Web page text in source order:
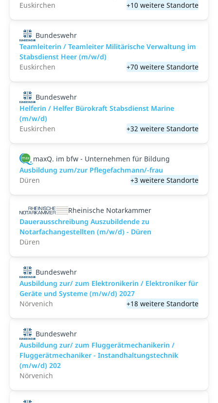
Euskirchen
+10 weitere Standorte
Bundeswehr
Teamleiterin / Teamleiter Militärische Verwaltung im
Stabsdienst Heer (m/w/d)
Euskirchen
+70 weitere Standorte
Bundeswehr
Helferin / Helfer Bürokraft Stabsdienst Marine
(m/w/d)
Euskirchen
+32 weitere Standorte
maxQ. im bfw - Unternehmen für Bildung
Ausbildung zum/zur Pflegefachmann/-frau
Düren
+3 weitere Standorte
Rheinische Notarkammer
Dauerausschreibung Auszubildende zu
Notarfachangestellten (m/w/d) - Düren
Düren
Bundeswehr
Ausbildung zur/ zum Elektronikerin / Elektroniker für
Geräte und Systeme (m/w/d) 2027
Nörvenich
+18 weitere Standorte
Bundeswehr
Ausbildung zur/ zum Fluggerätmechanikerin /
Fluggerätmechaniker - Instandhaltungstechnik
(m/w/d) 202
Nörvenich